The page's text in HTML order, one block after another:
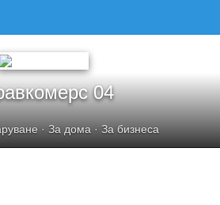
04
· За дома· За бизнеса